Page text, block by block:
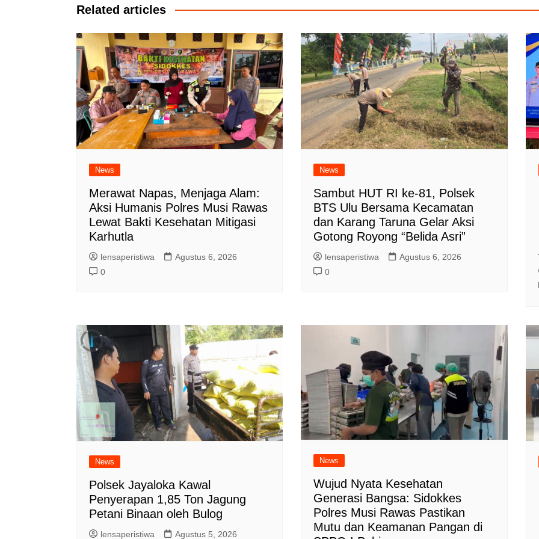
Related articles
News
Merawat Napas, Menjaga Alam:
Aksi Humanis Polres Musi Rawas
Lewat Bakti Kesehatan Mitigasi
Karhutla
lensaperistiwa
Agustus 6, 2026
0
News
Sambut HUT RI ke-81, Polsek
BTS Ulu Bersama Kecamatan
dan Karang Taruna Gelar Aksi
Gotong Royong “Belida Asri”
lensaperistiwa
Agustus 6, 2026
0
News
Polsek Jayaloka Kawal
Penyerapan 1,85 Ton Jagung
Petani Binaan oleh Bulog
lensaperistiwa Agustus 5, 2026
News
Wujud Nyata Kesehatan
Generasi Bangsa: Sidokkes
Polres Musi Rawas Pastikan
Mutu dan Keamanan Pangan di